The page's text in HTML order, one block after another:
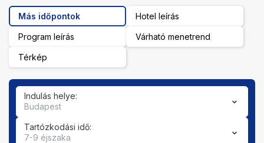
Más időpontok Hotel leírás
Program leírás Várható menetrend
Térkép
Indulás helye:
Budapest
Tartózkodási idő:
7-9 éjszaka